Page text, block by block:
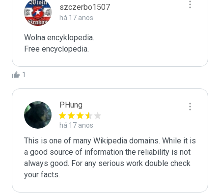
szczerbo1507
há 17 anos
Wolna encyklopedia.
Free encyclopedia.
1
PHung
há 17 anos
This is one of many Wikipedia domains. While it is
a good source of information the reliability is not
always good. For any serious work double check
your facts.